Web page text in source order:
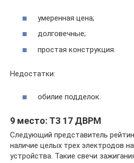
умеренная цена;
долговечные;
простая конструкция.
Недостатки:
обилие подделок.
9 место: ТЗ 17 ДВРМ
Следующий представитель
наличие целых трех электродов
устройства. Такие свечи